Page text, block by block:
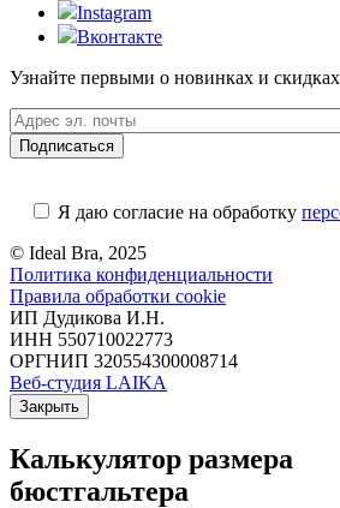
Instagram
Вконтакте
Узнайте первыми о новинках и скидках
Я даю согласие на обработку
© Ideal Bra, 2025
Политика конфиденциальности
Правила обработки cookie
ИП Дудикова И.Н.
ИНН 550710022773
ОРГНИП 320554300008714
Веб-студия LAIKA
Закрыть
Калькулятор размера
бюстгальтера